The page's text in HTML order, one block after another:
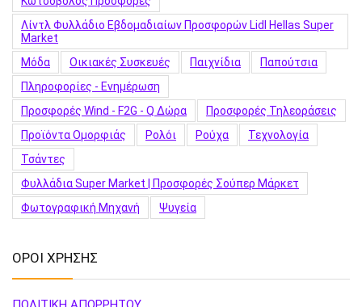
Λίντλ Φυλλάδιο Εβδομαδιαίων Προσφορών Lidl Hellas Super
Market
Μόδα
Οικιακές Συσκευές Παιχνίδια
Παπούτσια
Πληροφορίες - Ενημέρωση
Προσφορές Wind - F2G - Q Δώρα
Προσφορές Τηλεοράσεις
Προϊόντα Ομορφιάς
Ρολόι Ρούχα
Τεχνολογία
Τσάντες
Φυλλάδια Super Market | Προσφορές Σούπερ Μάρκετ
Φωτογραφική Μηχανή
Ψυγεία
ΟΡΟΙ ΧΡΗΣΗΣ